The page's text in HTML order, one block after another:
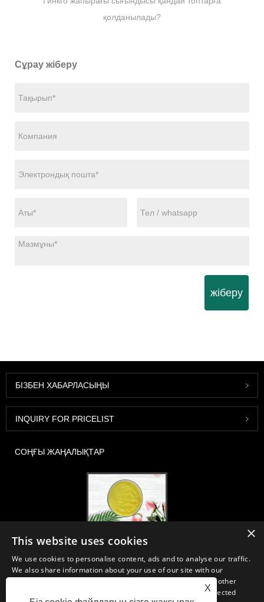
қолданылады?
Сұрау жіберу
жіберу
БІЗБЕН ХАБАРЛАСЫҢЫ
INQUIRY FOR PRICELIST
СОҢҒЫ ЖАҢАЛЫҚТАР
Біз Қытай, Жапония және Кореяда орналасқан, көптеген жылдық
тәжірибеміз бар және өте жақсы қалыптасқан, алғашқы өндіруші
зауыттардан тамақ, сусын өндірісі үшін қажетті ингредиенттер мен
өнімдерді өндіреміз, сатамыз және таратамыз. Біздің тәжірибеміз
X
×
This website uses cookies
We use cookies to personalise content, ads and to analyse our traffic.
We also share information about your use of our site with our
advertising and analytics partners who may combine it with other
information that you’ve provided to them or that they’ve collected